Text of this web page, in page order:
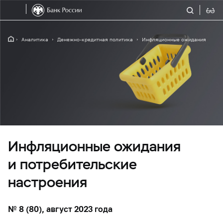
Аналитика Денежно-кредитная политика Инфляционные ожидания
Инфляционные ожидания
и потребительские
настроения
№ 8 (80), август 2023 года